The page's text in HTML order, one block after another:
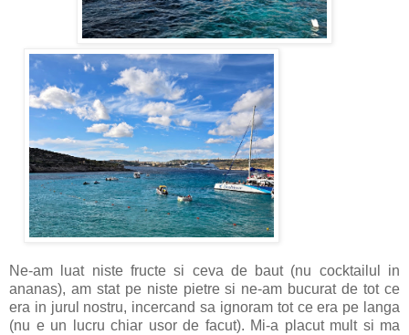
Ne-am luat niste fructe si ceva de baut (nu cocktailul in
ananas), am stat pe niste pietre si ne-am bucurat de tot ce
era in jurul nostru, incercand sa ignoram tot ce era pe langa
(nu e un lucru chiar usor de facut). Mi-a placut mult si ma